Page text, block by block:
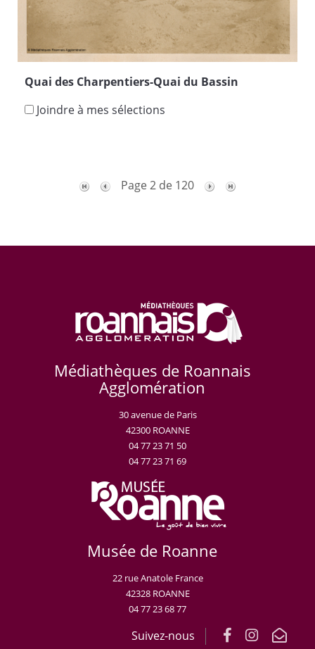
Quai des Charpentiers-Quai du Bassin
Joindre à mes sélections
Page 2 de 120
Médiathèques de Roannais
Agglomération
30 avenue de Paris
42300 ROANNE
04 77 23 71 50
04 77 23 71 69
Musée de Roanne
22 rue Anatole France
42328 ROANNE
04 77 23 68 77
Suivez-nous